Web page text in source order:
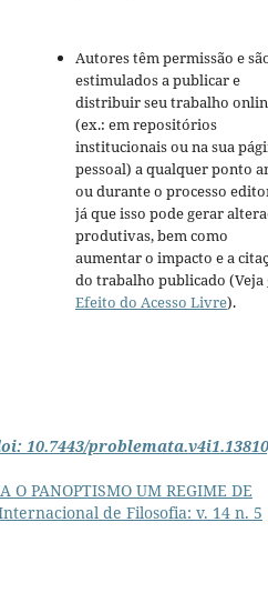
Autores têm permissão e
estimulados a publicar e
distribuir seu trabalho
(ex.: em repositórios
institucionais ou na sua
pessoal) a qualquer ponto
ou durante o processo
já que isso pode gerar
produtivas, bem como
aumentar o impacto e a
do trabalho publicado (Veja
Efeito do Acesso Livre).
10.7443/
O PANOPTISMO UM REGIME DE
de Filosofia: v. 14 n. 5